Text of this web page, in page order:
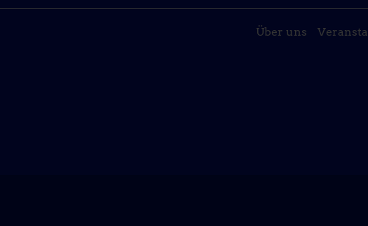
Über uns